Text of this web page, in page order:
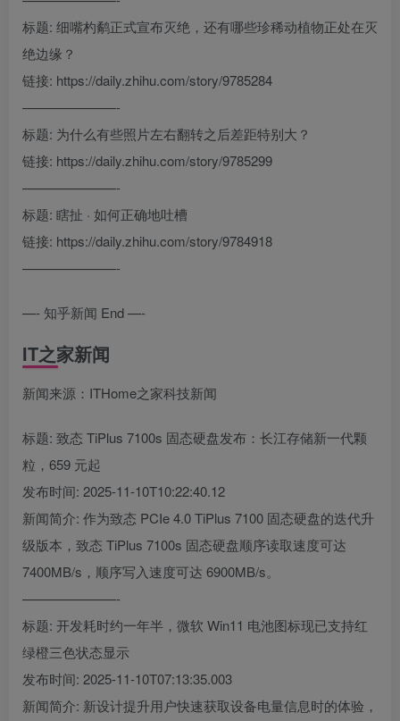
标题: 细嘴杓鹬正式宣布灭绝，还有哪些珍稀动植物正处在灭
绝边缘？
链接: https://daily.zhihu.com/story/9785284
———————-
标题: 为什么有些照片左右翻转之后差距特别大？
链接: https://daily.zhihu.com/story/9785299
———————-
标题: 瞎扯 · 如何正确地吐槽
链接: https://daily.zhihu.com/story/9784918
———————-
—- 知乎新闻 End —-
IT之家新闻
新闻来源：ITHome之家科技新闻
标题: 致态 TiPlus 7100s 固态硬盘发布：长江存储新一代颗
粒，659 元起
发布时间: 2025-11-10T10:22:40.12
新闻简介: 作为致态 PCIe 4.0 TiPlus 7100 固态硬盘的迭代升
级版本，致态 TiPlus 7100s 固态硬盘顺序读取速度可达
7400MB/s，顺序写入速度可达 6900MB/s。
———————-
标题: 开发耗时约一年半，微软 Win11 电池图标现已支持红
绿橙三色状态显示
发布时间: 2025-11-10T07:13:35.003
新闻简介: 新设计提升用户快速获取设备电量信息时的体验，